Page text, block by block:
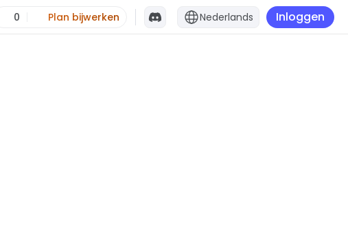
0 Plan bijwerken Nederlands Inloggen